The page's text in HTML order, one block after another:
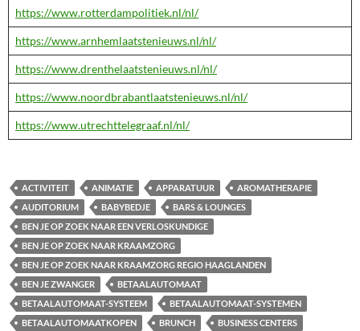
https://www.rotterdampolitiek.nl/nl/
https://www.arnhemlaatstenieuws.nl/nl/
https://www.drenthelaatstenieuws.nl/nl/
https://www.noordbrabantlaatstenieuws.nl/nl/
https://www.utrechttelegraaf.nl/nl/
ACTIVITEIT ANIMATIE APPARATUUR
AROMATHERAPIE
AUDITORIUM
BABYBEDJE
BARS & LOUNGES
BEN JE OP ZOEK NAAR EEN VERLOSKUNDIGE
BEN JE OP ZOEK NAAR KRAAMZORG
BEN JE OP ZOEK NAAR KRAAMZORG REGIO HAAGLANDEN
BEN JE ZWANGER
BETAALAUTOMAAT
BETAALAUTOMAAT-SYSTEEM
BETAALAUTOMAAT-SYSTEMEN
BETAALAUTOMAATKOPEN
BRUNCH BUSINESS CENTERS